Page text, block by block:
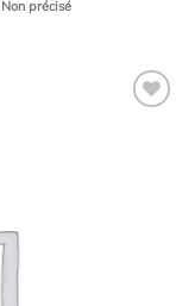
Non précisé